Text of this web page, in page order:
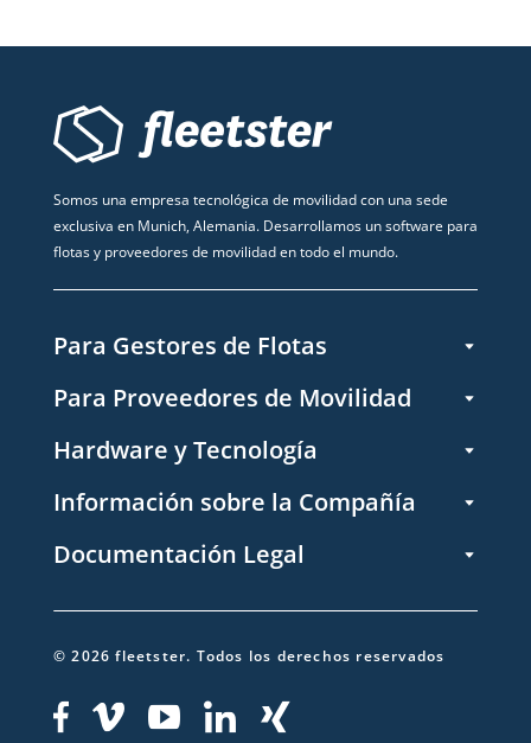
Somos una empresa tecnológica de movilidad con una sede
exclusiva en Munich, Alemania. Desarrollamos un software para
flotas y proveedores de movilidad en todo el mundo.
Para Gestores de Flotas
Para Proveedores de Movilidad
Hardware y Tecnología
Información sobre la Compañía
Documentación Legal
©2026 fleetster. Todos los derechos reservados